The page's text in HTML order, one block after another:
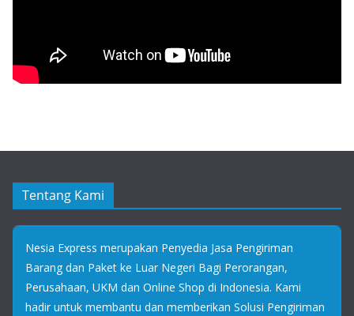
Tentang Kami
Nesia Express merupakan Penyedia Jasa Pengiriman
Barang dan Paket ke Luar Negeri Bagi Perorangan,
Perusahaan, UKM dan Online Shop di Indonesia. Kami
hadir untuk membantu dan memberikan Solusi Pengiriman